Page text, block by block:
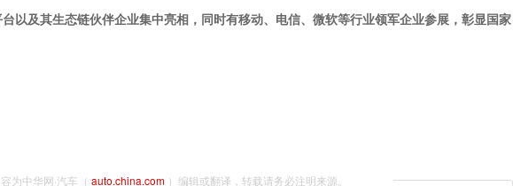
以及其生态链伙伴企业集中亮相，同时有移动、电信、微软等行业领军企业参展，彰显国家
为中华网·汽车（ auto.china.com ）编辑或翻译，转载请务必注明来源。